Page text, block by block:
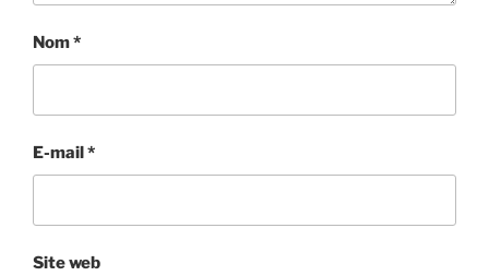
Nom*
E-mail*
Site web